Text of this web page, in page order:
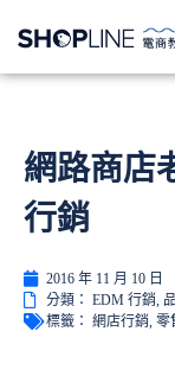
網路商店
行銷
2016 年 11 月 10 日
分類： EDM 行銷,
標籤： 網店行銷, 零